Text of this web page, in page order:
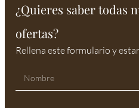
¿Quieres saber todas
ofertas?
Rellena este formulario y